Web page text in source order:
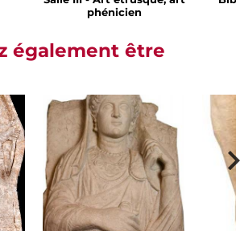
phénicien
également être